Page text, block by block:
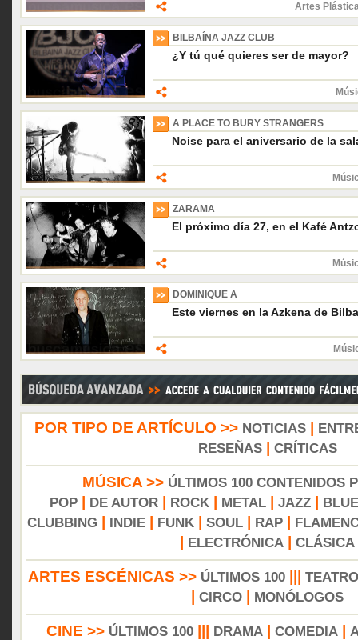
Artes
BILBAÍNA JAZZ CLUB
¿Y tú qué quieres ser de mayor?
A PLACE TO BURY STRANGERS
Noise para el aniversario de la
ZARAMA
El próximo día 27, en el Kafé
DOMINIQUE A
Este viernes en la Azkena de
POR TIPO DE ARTÍCULO >> NOTICIAS|
RESEÑAS| CRÍTICAS
MÚSICA >> ÚLTIMOS 100 CONTENIDOS
POP
DE AUTOR ROCK METAL JAZZ
CLUBBING
INDIE FUNK SOUL RAP
ELECTRÓNICA CLÁSICA
ARTES ESCÉNICAS >> ÚLTIMOS 100||| TEATRO
CIRCO MONÓLOGOS
CINE >> ÚLTIMOS 100 DRAMA COMEDIA